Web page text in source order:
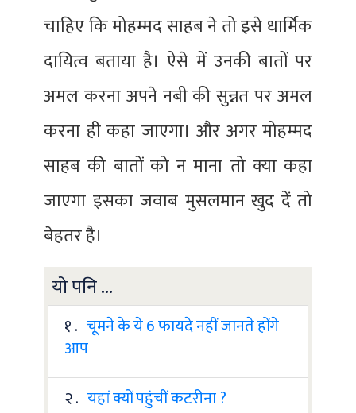
चाहिए कि मोहम्मद साहब ने तो इसे धार्मिक
दायित्व बताया है। ऐसे में उनकी बातों पर
अमल करना अपने नबी की सुन्नत पर अमल
करना ही कहा जाएगा। और अगर मोहम्मद
साहब की बातों को न माना तो क्या कहा
जाएगा इसका जवाब मुसलमान खुद दें तो
बेहतर है।
यो पनि ...
१ . चूमने के ये 6 फायदे नहीं जानते होंगे
आप
२ . यहां क्यों पहुंचीं कटरीना ?